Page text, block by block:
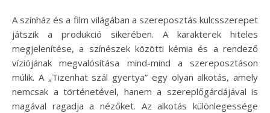
A színház és a film világában a szereposztás kulcsszerepet
játszik a produkció sikerében. A karakterek hiteles
megjelenítése, a színészek közötti kémia és a rendező
víziójának megvalósítása mind-mind a szereposztáson
múlik. A „Tizenhat szál gyertya” egy olyan alkotás, amely
nemcsak a történetével, hanem a szereplőgárdájával is
magával ragadja a nézőket. Az alkotás különlegessége